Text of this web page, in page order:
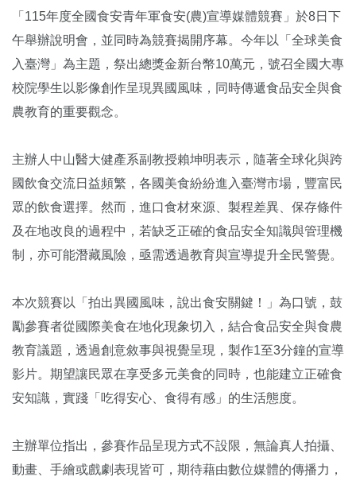
「115年度全國食安青年軍食安(農)宣導媒體競賽」於8日下
午舉辦說明會，並同時為競賽揭開序幕。今年以「全球美食
入臺灣」為主題，祭出總獎金新台幣10萬元，號召全國大專
校院學生以影像創作呈現異國風味，同時傳遞食品安全與食
農教育的重要觀念。
主辦人中山醫大健產系副教授賴坤明表示，隨著全球化與跨
國飲食交流日益頻繁，各國美食紛紛進入臺灣市場，豐富民
眾的飲食選擇。然而，進口食材來源、製程差異、保存條件
及在地改良的過程中，若缺乏正確的食品安全知識與管理機
制，亦可能潛藏風險，亟需透過教育與宣導提升全民警覺。
本次競賽以「拍出異國風味，說出食安關鍵！」為口號，鼓
勵參賽者從國際美食在地化現象切入，結合食品安全與食農
教育議題，透過創意敘事與視覺呈現，製作1至3分鐘的宣導
影片。期望讓民眾在享受多元美食的同時，也能建立正確食
安知識，實踐「吃得安心、食得有感」的生活態度。
主辦單位指出，參賽作品呈現方式不設限，無論真人拍攝、
動畫、手繪或戲劇表現皆可，期待藉由數位媒體的傳播力，